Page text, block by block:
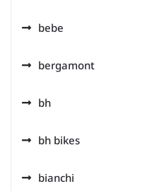
bebe
bergamont
bh
bh bikes
bianchi